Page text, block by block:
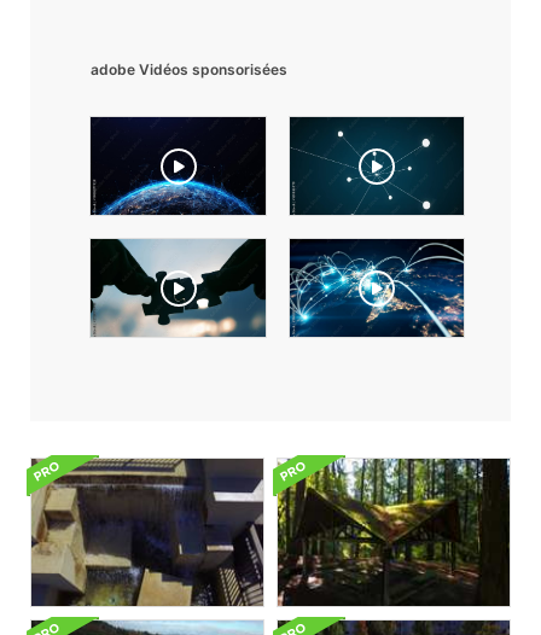
adobe Vidéos sponsorisées